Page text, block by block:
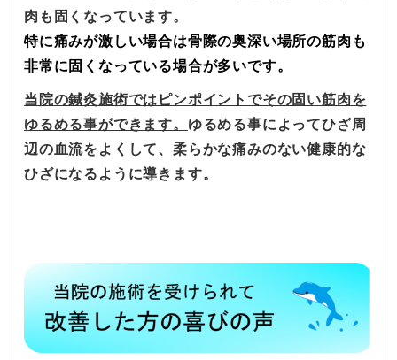
肉も固くなっています。
特に痛みが激しい場合は骨際の奥深い場所の筋肉も
非常に固くなっている場合が多いです。
当院の鍼灸施術ではピンポイントでその固い筋肉を
ゆるめる事ができます。 ゆるめる事によってひざ周
辺の血流をよくして、柔らかな痛みのない健康的な
ひざになるように導きます。